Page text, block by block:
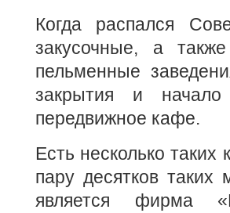
Когда распался
закусочные, а
пельменные
закрытия и начало
передвижное кафе.
Есть несколько
пару десятков
является